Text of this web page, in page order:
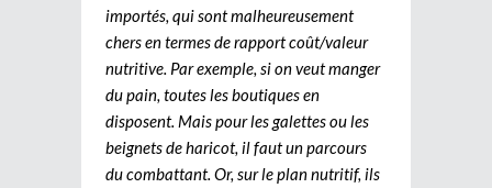
importés, qui sont malheureusement
chers en termes de rapport coût/valeur
nutritive. Par exemple, si on veut manger
du pain, toutes les boutiques en
disposent. Mais pour les galettes ou les
beignets de haricot, il faut un parcours
du combattant. Or, sur le plan nutritif, ils